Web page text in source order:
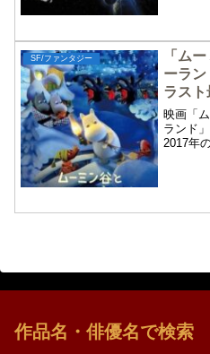
SF/ファンタジー
「ム
ーラ
ラスト
映画「
ランド
2017年
ーミン
アニメ
作品名・俳優名で検索